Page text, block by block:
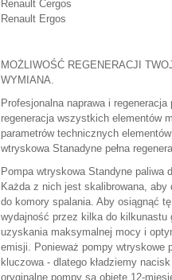
Renault Cergos
Renault Ergos
MOŻLIWOŚĆ REGENERACJI
WYMIANA.
Profesjonalna naprawa i
regeneracja wszystkich elementów
parametrów technicznych
wtryskowa Stanadyne pełna
Pompa wtryskowa Standyne paliwa
Każda z nich jest skalibrowana,
do komory spalania. Aby osiągnąć
wydajność przez kilka do
uzyskania maksymalnej mocy i
emisji. Ponieważ pompy wtryskowe
kluczowa - dlatego kładziemy
oryginalne pompy są objęte 12-